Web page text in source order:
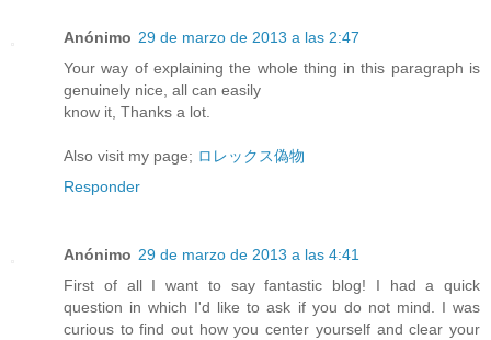
Anónimo 29 de marzo de 2013 a las 2:47
Your way of explaining the whole thing in this paragraph is
genuinely nice, all can easily
know it, Thanks a lot.
Also visit my page; ロレックス偽物
Responder
Anónimo 29 de marzo de 2013 a las 4:41
First of all I want to say fantastic blog! I had a quick
question in which I'd like to ask if you do not mind. I was
curious to find out how you center yourself and clear your